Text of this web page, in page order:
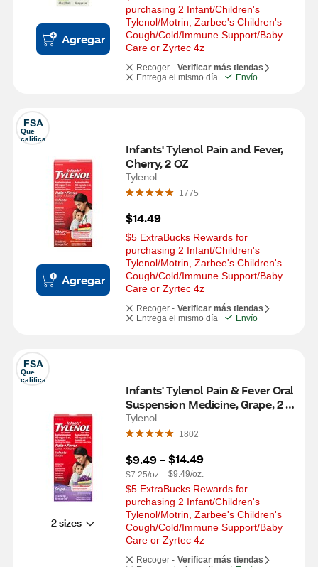
Agregar
purchasing 2 Infant/Children's
Tylenol/Motrin, Zarbee's Children's
Cough/Cold/Immune Support/Baby
Care or Zyrtec 4z
Recoger - Verificar más tiendas
Entrega el mismo día
Envío
FSA
Que
califica
Agregar
Infants' Tylenol Pain and Fever,
Cherry, 2 OZ
Tylenol
1775
$14.49
$5 ExtraBucks Rewards for
purchasing 2 Infant/Children's
Tylenol/Motrin, Zarbee's Children's
Cough/Cold/Immune Support/Baby
Care or Zyrtec 4z
Recoger - Verificar más tiendas
Entrega el mismo día
Envío
FSA
Que
califica
2 sizes
Infants' Tylenol Pain & Fever Oral
Suspension Medicine, Grape, 2
OZ
Tylenol
1802
$9.49 –
$7.25/oz.
$14.49
$9.49/oz.
$5 ExtraBucks Rewards for
purchasing 2 Infant/Children's
Tylenol/Motrin, Zarbee's Children's
Cough/Cold/Immune Support/Baby
Care or Zyrtec 4z
Recoger - Verificar más tiendas